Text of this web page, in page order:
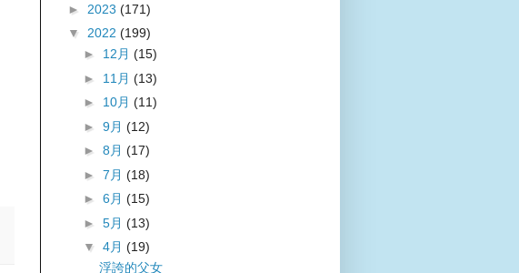
► 2023 (171)
▼ 2022 (199)
► 12月 (15)
► 11月 (13)
► 10月 (11)
► 9月 (12)
► 8月 (17)
► 7月 (18)
► 6月 (15)
► 5月 (13)
▼ 4月 (19)
浮誇的父女